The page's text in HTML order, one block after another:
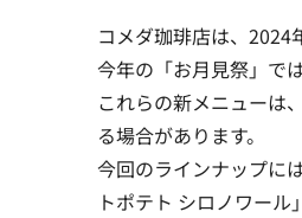
コメダ珈琲店は、2024
今年の「お月見祭」で
これらの新メニューは、
る場合があります。
今回のラインナップに
トポテト シロノワー